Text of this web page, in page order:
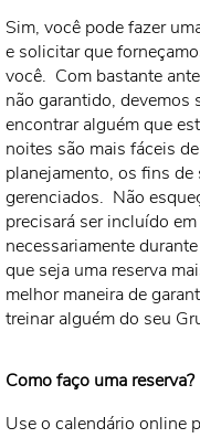
Sim, você pode fazer
e solicitar que
você. Com bastante
não garantido, devemos
encontrar alguém que
noites são mais fáceis
planejamento, os fins de
gerenciados. Não
precisará ser incluído
necessariamente
que seja uma reserva
melhor maneira de
treinar alguém do seu
Como faço uma reserva?
Use o calendário online